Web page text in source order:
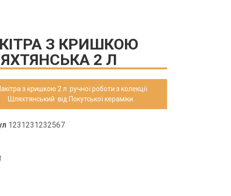
З КРИШКОЮ
2 Л
з кришкою 2 л ручної роботи з колекції
Шляхтянський від Покутської кераміки.
1231231232567